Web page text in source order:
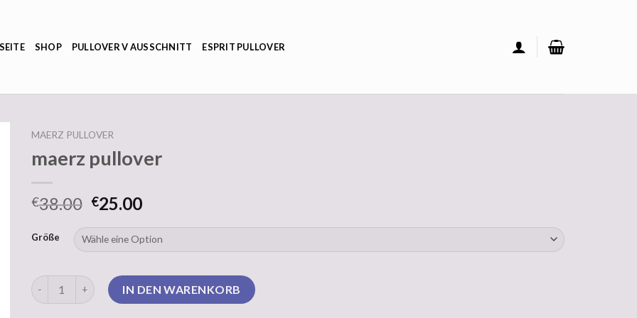
SHOP PULLOVER V AUSSCHNITT ESPRIT PULLOVER
MAERZ PULLOVER
maerz pullover
€38.00 €25.00
Größe
maerz pullover MengeIN DEN WARENKORB